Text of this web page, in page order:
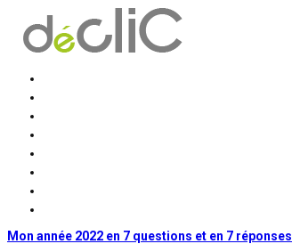
Mon année 2022 en 7 questions et en 7 réponses